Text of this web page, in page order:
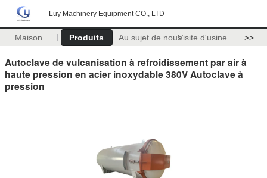
Luy Machinery Equipment CO., LTD
Maison Produits Au sujet de nousVisite d'usine >>
Autoclave de vulcanisation à refroidissement par air à
haute pression en acier inoxydable 380V Autoclave à
pression